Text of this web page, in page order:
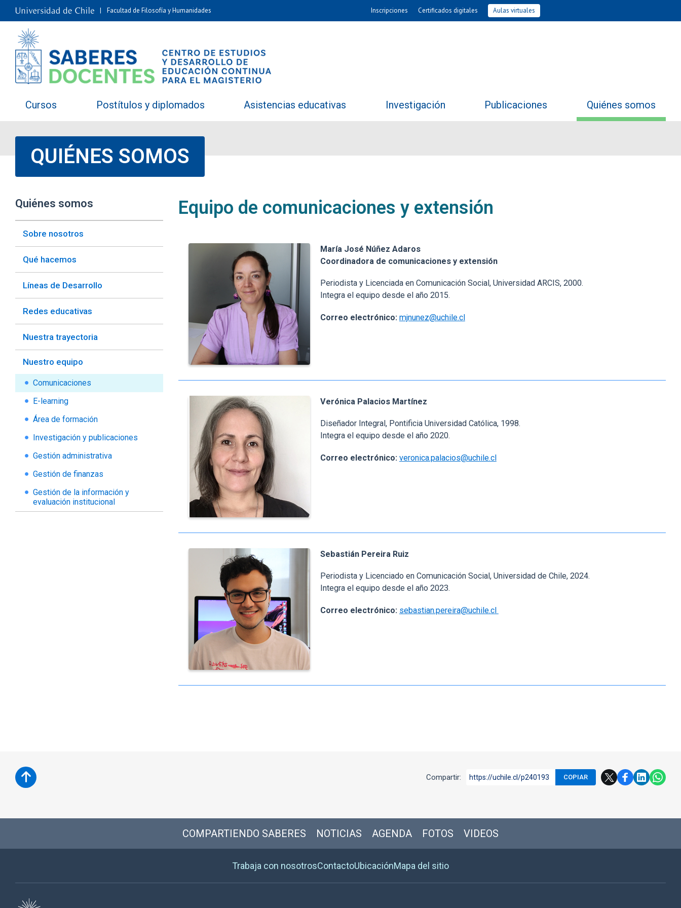
Facultad de Filosofía y Humanidades Inscripciones Certificados digitales Aulas virtuales
Cursos Postítulos y diplomados Asistencias educativas Investigación Publicaciones Quiénes somos
QUIÉNES SOMOS
Equipo de comunicaciones y extensión
María José Núñez Adaros
Coordinadora de comunicaciones y extensión
Periodista y Licenciada en Comunicación Social, Universidad ARCIS, 2000.
Integra el equipo desde el año 2015.
Correo electrónico: mjnunez@uchile.cl
Verónica Palacios Martínez
Diseñador Integral, Pontificia Universidad Católica, 1998.
Integra el equipo desde el año 2020.
Correo electrónico: veronica.palacios@uchile.cl
Sebastián Pereira Ruiz
Periodista y Licenciado en Comunicación Social, Universidad de Chile, 2024.
Integra el equipo desde el año 2023.
Correo electrónico: sebastian.pereira@uchile.cl
Quiénes somos
Sobre nosotros
Qué hacemos
Líneas de Desarrollo
Redes educativas
Nuestra trayectoria
Nuestro equipo
Comunicaciones
E-learning
Área de formación
Investigación y publicaciones
Gestión administrativa
Gestión de finanzas
Gestión de la información y
evaluación institucional
Compartir: https://uchile.cl/p240193 COPIAR
COMPARTIENDO SABERES NOTICIAS AGENDA FOTOS VIDEOS
Trabaja con nosotrosContactoUbicaciónMapa del sitio